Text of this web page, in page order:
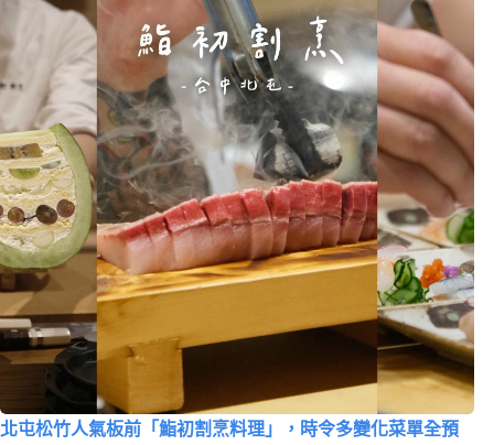
北屯松竹人氣板前「鮨初割烹料理」，時令多變化菜單全預